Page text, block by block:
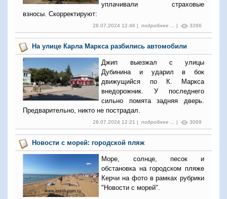
уплачивали страховые
взносы. Скорректируют:
28.07.2024 12:46 | подробнее ... | 3266
На улице Карла Маркса разбились автомобили
Джип выезжал с улицы
Дубинина и ударил в бок
движущийся по К. Маркса
внедорожник. У последнего
сильно помята задняя дверь.
Предварительно, никто не пострадал.
28.07.2024 12:21 | подробнее ... | 3069
Новости с морей: городской пляж
Море, солнце, песок и
обстановка на городском пляже
Керчи на фото в рамках рубрики
"Новости с морей".